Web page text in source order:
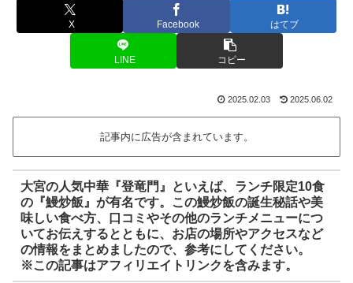
X Facebook はてブ
LINE コピー
2025.02.03 2025.06.02
記事内に広告が含まれています。
大宮の人気中華『登竜門』といえば、ランチ限定10食
の『鰻炒飯』が有名です。この鰻炒飯の誕生秘話や美
味しい食べ方、口コミやその他のランチメニューにつ
いてお伝えするとともに、お店の場所やアクセスなど
の情報をまとめましたので、参考にしてください。
※この記事はアフィリエイトリンクを含みます。